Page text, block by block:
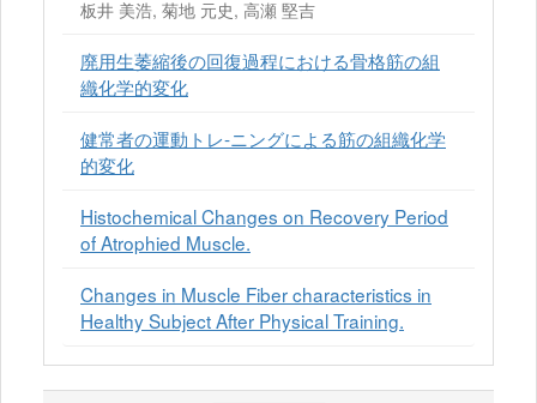
板井 美浩, 菊地 元史, 高瀬 堅吉
廃用生萎縮後の回復過程における骨格筋の組
織化学的変化
健常者の運動トレ-ニングによる筋の組織化学
的変化
Histochemical Changes on Recovery Period
of Atrophied Muscle.
Changes in Muscle Fiber characteristics in
Healthy Subject After Physical Training.